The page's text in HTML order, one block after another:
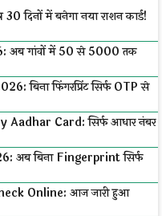
दिनों में बनेगा नया राशन कार्ड!
गांवों में ₹50 से ₹5000 तक
बिना फिंगरप्रिंट सिर्फ OTP से
Card: सिर्फ आधार नंबर
अब बिना Fingerprint सिर्फ
Online: आज जारी हुआ